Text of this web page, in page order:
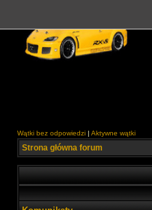
Wątki bez odpowiedzi | Aktywne wątki
Strona główna forum